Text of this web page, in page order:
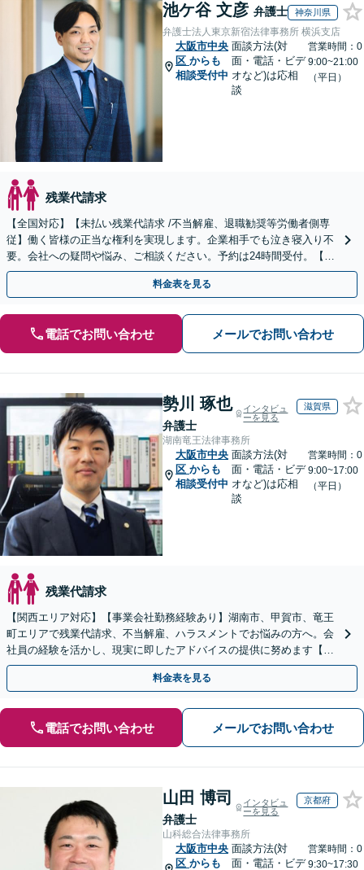
池ケ谷 文彦 弁護士 神奈川県
弁護士法人東京新宿法律事務所 横浜支店
大阪市中央
区 からも
相談受付中
面談方法(対
面・電話・ビデ
オなど)は応相
談
営業時間：0
9:00~21:00
（平日）
残業代請求
【全国対応】【未払い残業代請求 /不当解雇、退職勧奨等労働者側専
従】働く皆様の正当な権利を実現します。企業相手でも泣き寝入り不
要。会社への疑問や悩み、ご相談ください。予約は24時間受付。【初
回面談無料】【夜間・休日対応可】
料金表を見る
電話でお問い合わせ メールでお問い合わせ
勢川 琢也
弁護士
インタビュ
ーを見る
滋賀県
湖南竜王法律事務所
大阪市中央
区 からも
相談受付中
面談方法(対
面・電話・ビデ
オなど)は応相
談
営業時間：0
9:00~17:00
（平日）
残業代請求
【関西エリア対応】【事業会社勤務経験あり】湖南市、甲賀市、竜王
町エリアで残業代請求、不当解雇、ハラスメントでお悩みの方へ。会
社員の経験を活かし、現実に即したアドバイスの提供に努めます【労
使双方に対応】【Web面談OK】
料金表を見る
電話でお問い合わせ メールでお問い合わせ
山田 博司
弁護士
インタビュ
ーを見る
京都府
山科総合法律事務所
大阪市中央
区 からも
面談方法(対
面・電話・ビデ
営業時間：0
9:30~17:30